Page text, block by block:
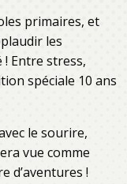
primaires, et
les
Entre stress,
spéciale 10 ans
le sourire,
vue comme
d’aventures !